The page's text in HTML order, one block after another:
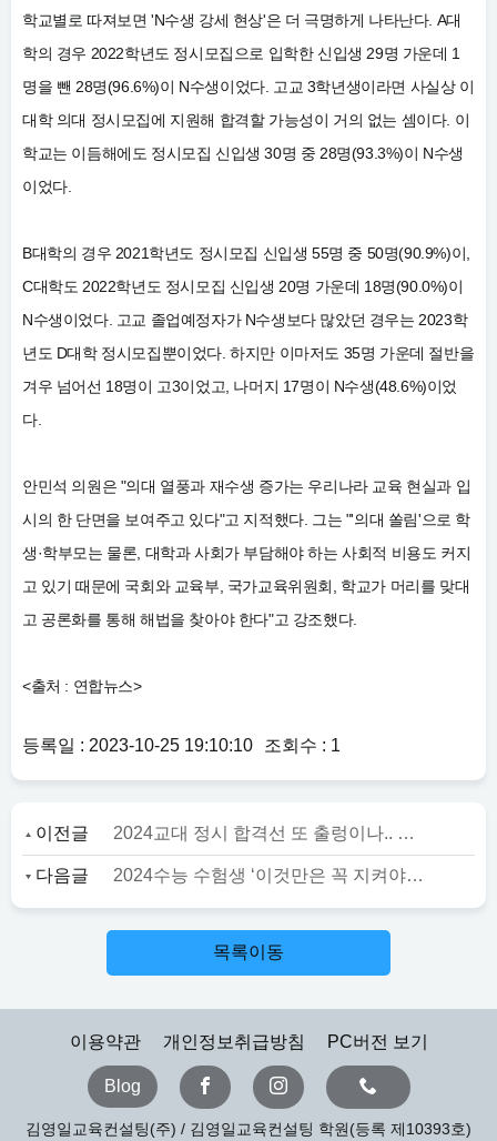
학교별로 따져보면 'N수생 강세 현상'은 더 극명하게 나타난다. A대
학의 경우 2022학년도 정시모집으로 입학한 신입생 29명 가운데 1
명을 뺀 28명(96.6%)이 N수생이었다. 고교 3학년생이라면 사실상 이
대학 의대 정시모집에 지원해 합격할 가능성이 거의 없는 셈이다. 이
학교는 이듬해에도 정시모집 신입생 30명 중 28명(93.3%)이 N수생
이었다.
B대학의 경우 2021학년도 정시모집 신입생 55명 중 50명(90.9%)이,
C대학도 2022학년도 정시모집 신입생 20명 가운데 18명(90.0%)이
N수생이었다. 고교 졸업예정자가 N수생보다 많았던 경우는 2023학
년도 D대학 정시모집뿐이었다.하지만 이마저도 35명 가운데 절반을
겨우 넘어선 18명이 고3이었고, 나머지 17명이 N수생(48.6%)이었
다.
안민석 의원은 "의대 열풍과 재수생 증가는 우리나라 교육 현실과 입
시의 한 단면을 보여주고 있다"고 지적했다. 그는 "'의대 쏠림'으로 학
생·학부모는 물론, 대학과 사회가 부담해야 하는 사회적 비용도 커지
고 있기 때문에 국회와 교육부, 국가교육위원회, 학교가 머리를 맞대
고 공론화를 통해 해법을 찾아야 한다"고 강조했다.
<출처 : 연합뉴스>
등록일 : 2023-10-25 19:10:10 조회수 : 1
이전글 2024교대 정시 합격선 또 출렁이나.. 지난해 수시이월 13개교 507명 '정시 선발규모 촉각'
다음글 2024수능 수험생 ‘이것만은 꼭 지켜야’.. ‘예비소집’ 수험표 수령
목록이동
이용약관 개인정보취급방침 PC버전 보기
Blog
김영일교육컨설팅(주) / 김영일교육컨설팅 학원(등록 제10393호)